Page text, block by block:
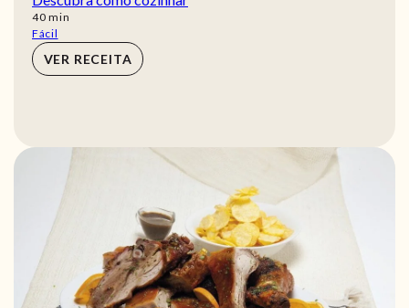
40min
min
Fácil
VER RECEITA